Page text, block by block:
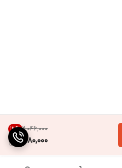
۲٬۰۴۶٬۰۰۰ 13%
1,780,000